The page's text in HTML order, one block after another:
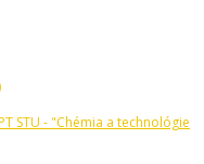
STU - "Chémia a technológie